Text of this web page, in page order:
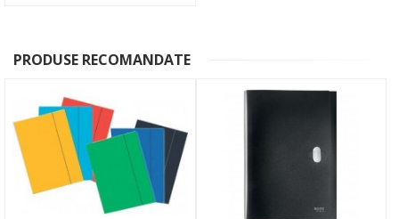
PRODUSE RECOMANDATE